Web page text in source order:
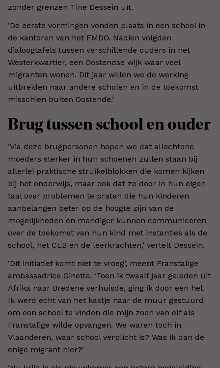
zonder grenzen Tine Dessein uit.
‘De eerste vormingen vonden plaats in een school in
de kantoren van het FMDO. Nadien volgden
dialoogtafels tussen verschillende ouders in het
Westerkwartier, een Oostendse wijk waar veel
migranten wonen. Dit jaar willen we de werking
uitbreiden naar andere scholen en in de toekomst
misschien buiten Oostende.’
Brug tussen school en ouder
‘Via deze brugpersonen hopen we dat allochtone
moeders sterker in hun schoenen zullen staan bij
allerlei praktische struikelblokken die komen kijken
bij het onderwijs, maar ook dat ze door in hun eigen
taal over problemen te praten die hun kinderen
aanbelangen beter op de hoogte zijn van de
mogelijkheden en mondiger kunnen communiceren
over de toekomst van hun kind met instanties als de
school, het CLB en de leerkrachten,’ vertelt Dessein.
‘Dit initiatief komt niet te vroeg’, meent Franstalige
ambassadrice Ginette. ‘Toen ik twaalf jaar geleden uit
Afrika naar Bredene verhuisde, ging ik door een hel.
Ik werd echt van het kastje naar de muur gestuurd
om een school te vinden die mijn zoon van elf als
Franstalige wilde opvangen. We waren toch in
Vlaanderen, waar school verplicht is? Was ik dan de
enige migrant hier?’